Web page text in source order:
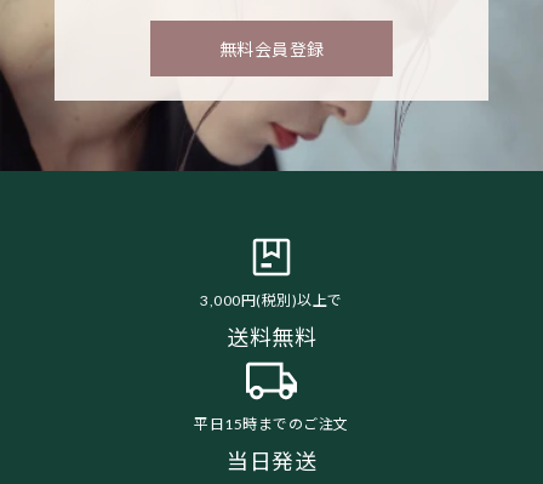
無料会員登録
3,000円(税別)以上で
送料無料
平日15時までのご注文
当日発送